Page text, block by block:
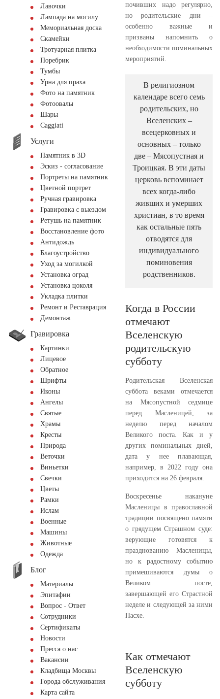
Лавочки
Лампада на могилу
Мемориальная доска
Скамейки
Тротуарная плитка
Поребрик
Тумбы
Урна для праха
Фото на памятник
Фотоовалы
Шары
Сaggiati
Услуги
Памятник в 3D
Эскиз - согласование
Портреты на памятник
Цветной портрет
Ручная гравировка
Гравировка с выездом
Ретушь на памятник
Восстановление фото
Антидождь
Благоустройство
Уход за могилкой
Установка оград
Установка цоколя
Укладка плитки
Ремонт и Реставрация
Демонтаж
Гравировка
Картинки
Лицевое
Обратное
Шрифты
Иконы
Ангелы
Святые
Храмы
Кресты
Природа
Веточки
Виньетки
Свечки
Цветы
Рамки
Ислам
Военные
Машины
Животные
Одежда
Блог
Материалы
Эпитафии
Вопрос - Ответ
Сотрудники
Сертификаты
Новости
Пресса о нас
Вакансии
Кладбища Москвы
Города обслуживания
Карта сайта
почивших надо регулярно,
но родительские дни –
особенно важные и
призваны напомнить о
необходимости поминальных
мероприятий.
В религиозном
календаре всего семь
родительских, но
Вселенских –
всецерковных и
основных – только
две – Мясопустная и
Троицкая. В эти даты
церковь вспоминает
всех когда-либо
живших и умерших
христиан, в то время
как остальные пять
отводятся для
индивидуального
поминовения
родственников.
Когда в России
отмечают
Вселенскую
родительскую
субботу
Родительская Вселенская
суббота веками отмечается
на Мясопустной седмице
перед Масленицей, за
неделю перед началом
Великого поста. Как и у
других поминальных дней,
дата у нее плавающая,
например, в 2022 году она
приходится на 26 февраля.
Воскресенье накануне
Масленицы в православной
традиции посвящено памяти
о грядущем Страшном суде:
верующие готовятся к
празднованию Масленицы,
но к радостному событию
примешиваются думы о
Великом посте,
завершающей его Страстной
неделе и следующей за ними
Пасхе.
Как отмечают
Вселенскую
субботу